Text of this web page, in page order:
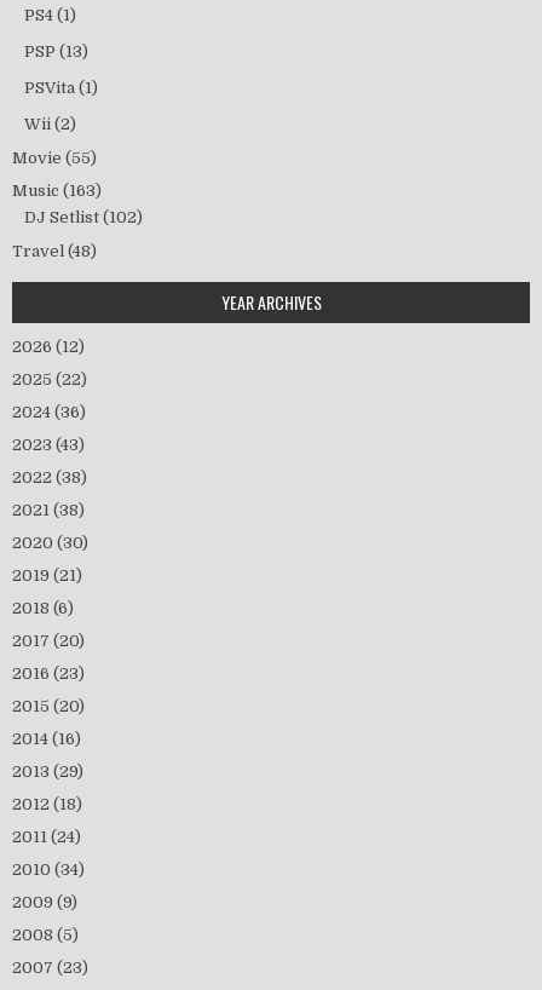
PS4 (1)
PSP (13)
PSVita (1)
Wii (2)
Movie (55)
Music (163)
DJ Setlist (102)
Travel (48)
YEAR ARCHIVES
2026 (12)
2025 (22)
2024 (36)
2023 (43)
2022 (38)
2021 (38)
2020 (30)
2019 (21)
2018 (6)
2017 (20)
2016 (23)
2015 (20)
2014 (16)
2013 (29)
2012 (18)
2011 (24)
2010 (34)
2009 (9)
2008 (5)
2007 (23)